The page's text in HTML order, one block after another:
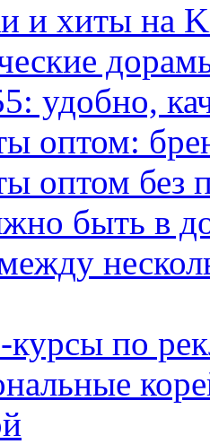
и хиты на
удобно,
оптом:
оптом без
быть в
по